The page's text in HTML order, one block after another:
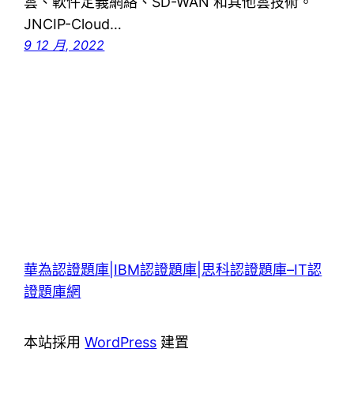
JNCIP-Cloud…
9 12 月, 2022
華為認證題庫|IBM認證題庫|思科認證題庫–IT認
證題庫網
本站採用WordPress 建置